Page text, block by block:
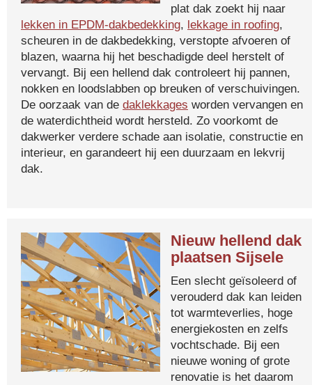
plat dak zoekt hij naar
lekken in EPDM-dakbedekking, lekkage in roofing,
scheuren in de dakbedekking, verstopte afvoeren of
blazen, waarna hij het beschadigde deel herstelt of
vervangt. Bij een hellend dak controleert hij pannen,
nokken en loodslabben op breuken of verschuivingen.
De oorzaak van de daklekkages worden vervangen en
de waterdichtheid wordt hersteld. Zo voorkomt de
dakwerker verdere schade aan isolatie, constructie en
interieur, en garandeert hij een duurzaam en lekvrij
dak.
Nieuw hellend dak
plaatsen Sijsele
Een slecht geïsoleerd of
verouderd dak kan leiden
tot warmteverlies, hoge
energiekosten en zelfs
vochtschade. Bij een
nieuwe woning of grote
renovatie is het daarom